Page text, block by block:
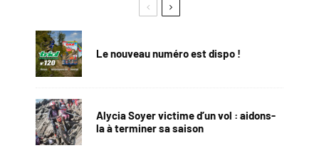
Le nouveau numéro est dispo !
Alycia Soyer victime d’un vol : aidons-
la à terminer sa saison